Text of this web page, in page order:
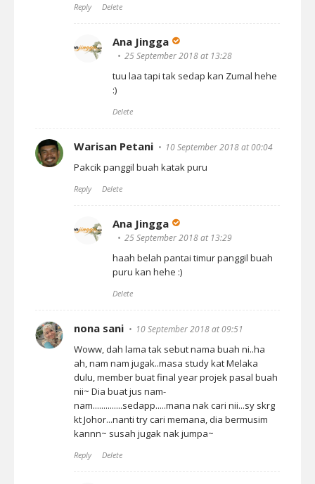
Reply Delete
Ana Jingga
25 September 2018 at 13:28
tuu laa tapi tak sedap kan Zumal hehe
:)
Delete
Warisan Petani 10 September 2018 at 00:04
Pakcik panggil buah katak puru
Reply Delete
Ana Jingga
25 September 2018 at 13:29
haah belah pantai timur panggil buah
puru kan hehe :)
Delete
nona sani 10 September 2018 at 09:51
Woww, dah lama tak sebut nama buah ni..ha
ah, nam nam jugak..masa study kat Melaka
dulu, member buat final year projek pasal buah
nii~ Dia buat jus nam-
nam..............sedapp.....mana nak cari nii...sy skrg
kt Johor...nanti try cari memana, dia bermusim
kannn~ susah jugak nak jumpa~
Reply Delete